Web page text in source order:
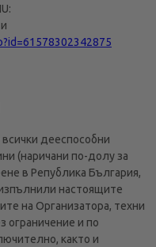
дееспособни
(наричани по-долу за
в Република България,
настоящите
на Организатора, техни
ограничение и по
както и